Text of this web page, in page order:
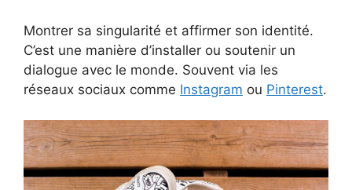
Montrer sa singularité et affirmer son identité.
C’est une manière d’installer ou soutenir un
dialogue avec le monde. Souvent via les
réseaux sociaux comme Instagram ou Pinterest.